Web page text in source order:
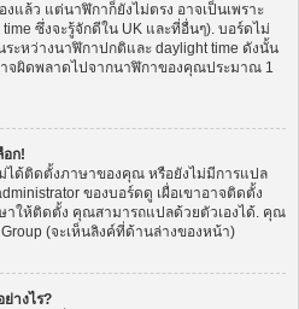
แล้ว แต่นาฬิกาก็ยังไม่ตรง อาจเป็นเพราะ
ซึ่งจะรู้จักดีใน UK และที่อื่นๆ). บอร์ดไม่
ะหว่างนาฬิกาปกติและ daylight time ดังนั้น
จผิดพลาดไปจากนาฬิกาของคุณประมาณ 1
อก!
ได้ติดตั้งภาษาของคุณ หรือยังไม่มีการแปล
ของบอร์ดดู เผื่อเขาอาจติดตั้ง
ให้ติดตั้ง คุณสามารถแปลด้วยตัวเองได้. คุณ
(จะเห็นลิงค์ที่ด้านล่างของหน้า)
างไร?